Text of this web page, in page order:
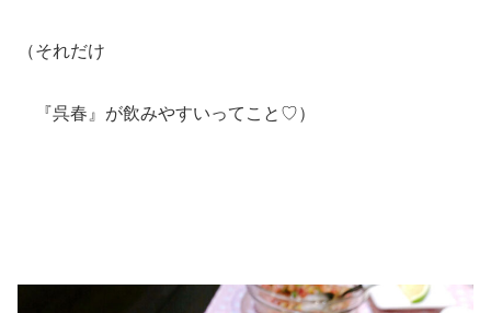
（それだけ
『呉春』が飲みやすいってこと♡）